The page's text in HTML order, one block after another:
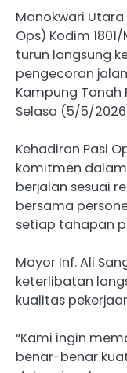
Manokwari Utara
Ops) Kodim
turun langsung
pengecoran
Kampung Tanah
Selasa (5/5/
Kehadiran Pasi
komitmen
berjalan sesuai
bersama
setiap tahapan
Mayor Inf. Ali
keterlibatan
kualitas
“Kami ingin
benar-benar